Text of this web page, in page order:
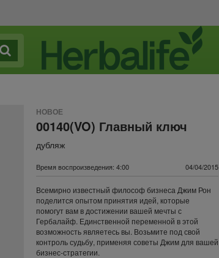
НОВОЕ
00140(VO) Главный ключ
дубляж
Время воспроизведения: 4:00 04/04/2015
Всемирно известный философ бизнеса Джим Рон
поделится опытом принятия идей, которые
помогут вам в достижении вашей мечты с
Гербалайф. Единственной переменной в этой
возможность являетесь вы. Возьмите под свой
контроль судьбу, применяя советы Джим для вашей
бизнес-стратегии.